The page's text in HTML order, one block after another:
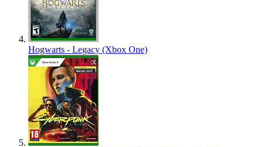
Hogwarts - Legacy (Xbox One)